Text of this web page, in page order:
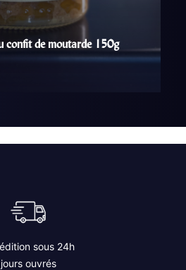
confit de moutarde 150g
sous 24h
jours ouvrés